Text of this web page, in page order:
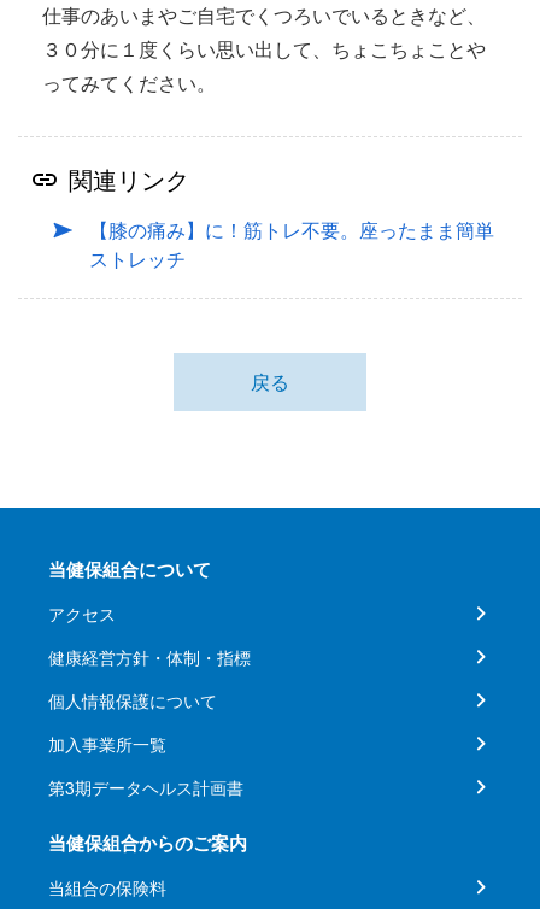
仕事のあいまやご自宅でくつろいでいるときなど、
３０分に１度くらい思い出して、ちょこちょことや
ってみてください。
関連リンク
【膝の痛み】に！筋トレ不要。座ったまま簡単
ストレッチ
戻る
当健保組合について
アクセス
健康経営方針・体制・指標
個人情報保護について
加入事業所一覧
第3期データヘルス計画書
当健保組合からのご案内
当組合の保険料